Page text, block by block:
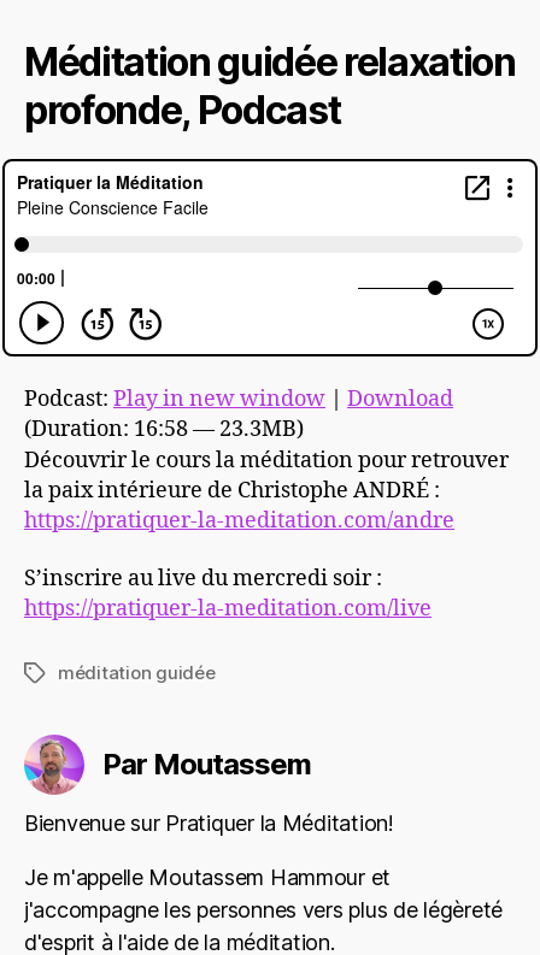
Méditation guidée relaxation
profonde, Podcast
Podcast: Play in new window
Download
(Duration: 16:58 — 23.3MB)
Découvrir le cours la méditation pour retrouver
la paix intérieure de Christophe ANDRÉ :
https://pratiquer-la-meditation.com/andre
S’inscrire au live du mercredi soir :
https://pratiquer-la-meditation.com/live
Étiquettes
méditation guidée
Par Moutassem
Bienvenue sur Pratiquer la Méditation!
Je m'appelle Moutassem Hammour et
j'accompagne les personnes vers plus de légèreté
d'esprit à l'aide de la méditation.